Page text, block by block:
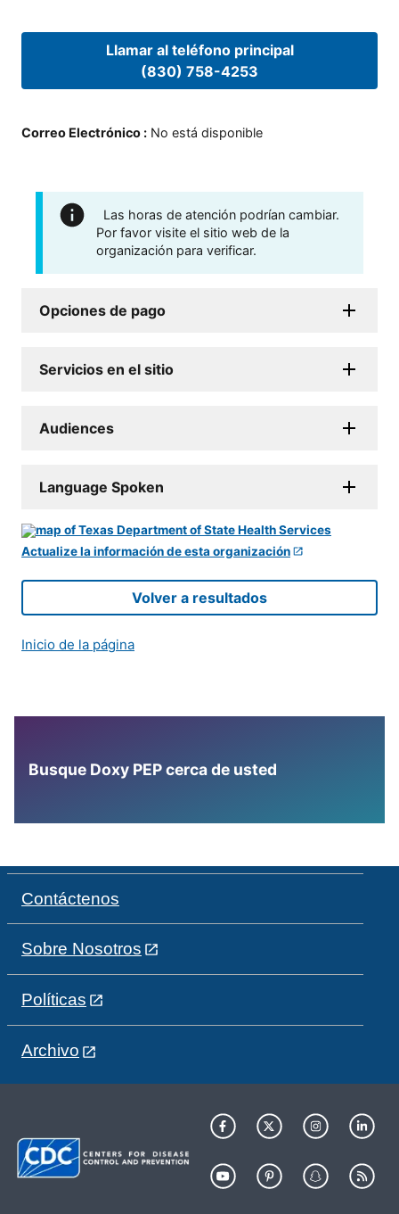
Llamar al teléfono principal
(830) 758-4253
Correo Electrónico : No está disponible
Las horas de atención podrían cambiar.
Por favor visite el sitio web de la
organización para verificar.
Opciones de pago
Servicios en el sitio
Audiences
Language Spoken
Actualize la información de esta organización
Volver a resultados
Inicio de la página
Busque Doxy PEP cerca de usted
Contáctenos
Sobre Nosotros
Políticas
Archivo